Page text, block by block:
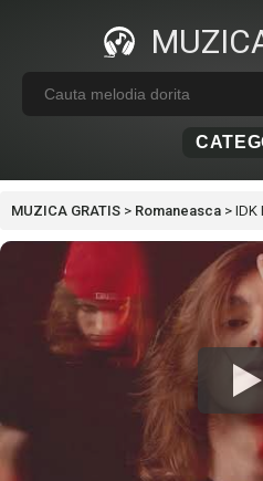
MUZICA GRATIS > Romaneasca > IDK